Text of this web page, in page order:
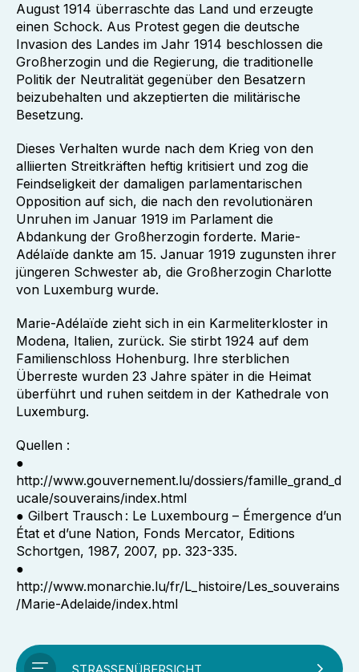
August 1914 überraschte das Land und erzeugte
einen Schock. Aus Protest gegen die deutsche
Invasion des Landes im Jahr 1914 beschlossen die
Großherzogin und die Regierung, die traditionelle
Politik der Neutralität gegenüber den Besatzern
beizubehalten und akzeptierten die militärische
Besetzung.
Dieses Verhalten wurde nach dem Krieg von den
alliierten Streitkräften heftig kritisiert und zog die
Feindseligkeit der damaligen parlamentarischen
Opposition auf sich, die nach den revolutionären
Unruhen im Januar 1919 im Parlament die
Abdankung der Großherzogin forderte. Marie-
Adélaïde dankte am 15. Januar 1919 zugunsten ihrer
jüngeren Schwester ab, die Großherzogin Charlotte
von Luxemburg wurde.
Marie-Adélaïde zieht sich in ein Karmeliterkloster in
Modena, Italien, zurück. Sie stirbt 1924 auf dem
Familienschloss Hohenburg. Ihre sterblichen
Überreste wurden 23 Jahre später in die Heimat
überführt und ruhen seitdem in der Kathedrale von
Luxemburg.
Quellen :
●
http://www.gouvernement.lu/dossiers/famille_grand_d
ucale/souverains/index.html
● Gilbert Trausch : Le Luxembourg – Émergence d’un
État et d’une Nation, Fonds Mercator, Editions
Schortgen, 1987, 2007, pp. 323-335.
●
http://www.monarchie.lu/fr/L_histoire/Les_souverains
/Marie-Adelaide/index.html
STRASSENÜBERSICHT